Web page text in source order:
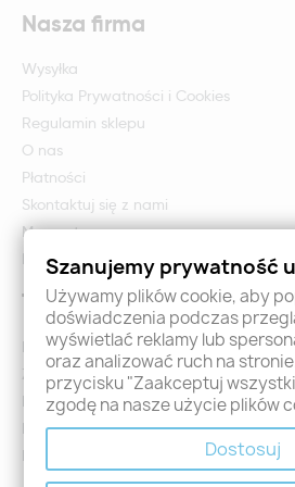
Nasza firma
Wysyłka
Polityka Prywatności i Cookies
Regulamin sklepu
O nas
Płatności
Skontaktuj się z nami
Mapa strony
Formularz zwrotu i reklamacji
Twoje konto
Logowanie
Załóż konto - Rejestracja
Moje zamówienia
Promocje
Nowości
Szanujemy prywatność
Używamy plików cookie, aby
doświadczenia podczas
wyświetlać reklamy lub
oraz analizować ruch na
przycisku "Zaakceptuj
zgodę na nasze użycie plików
Dostosuj